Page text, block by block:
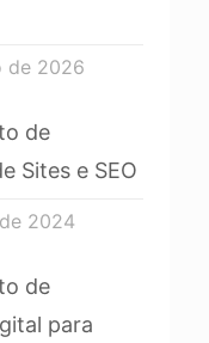
de 2026
de
Sites e SEO
2024
de
para